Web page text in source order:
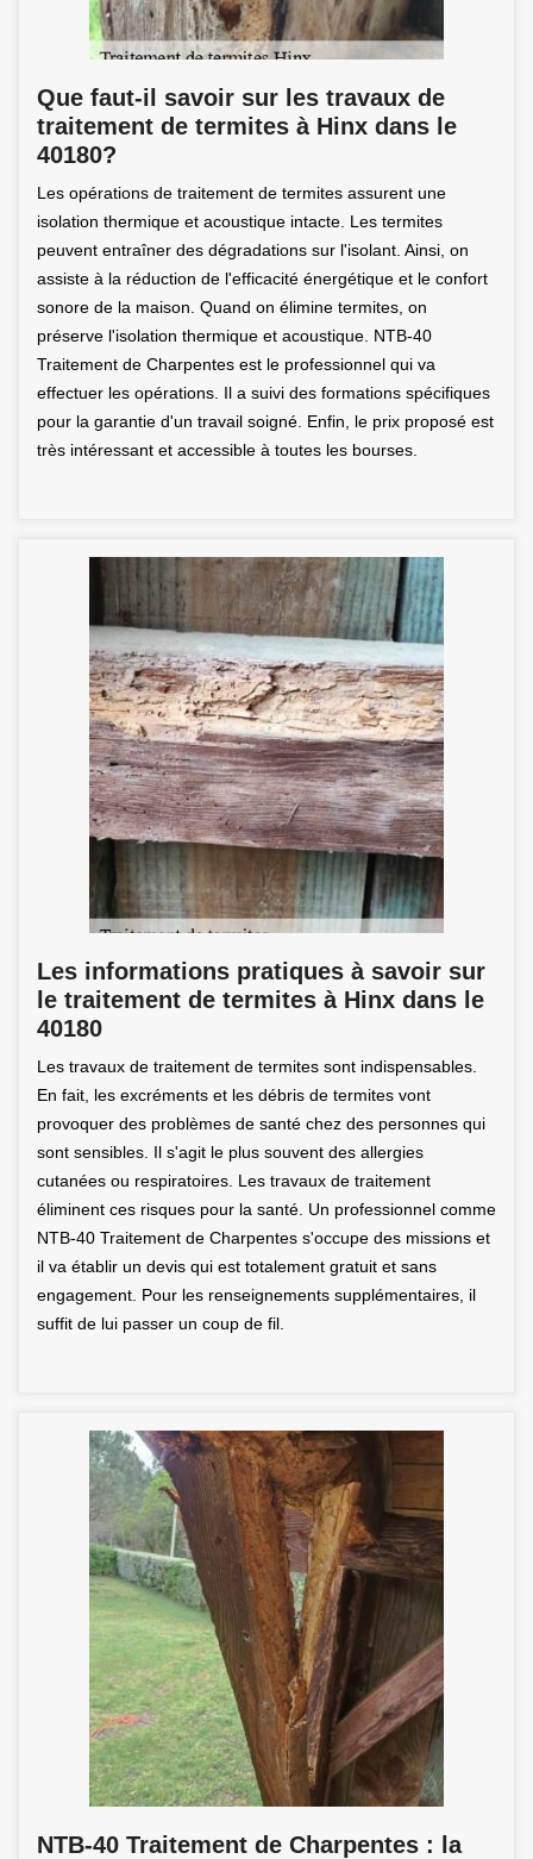
Que faut-il savoir sur les travaux de
traitement de termites à Hinx dans le
40180?
Les opérations de traitement de termites assurent une
isolation thermique et acoustique intacte. Les termites
peuvent entraîner des dégradations sur l'isolant. Ainsi, on
assiste à la réduction de l'efficacité énergétique et le confort
sonore de la maison. Quand on élimine termites, on
préserve l'isolation thermique et acoustique. NTB-40
Traitement de Charpentes est le professionnel qui va
effectuer les opérations. Il a suivi des formations spécifiques
pour la garantie d'un travail soigné. Enfin, le prix proposé est
très intéressant et accessible à toutes les bourses.
Les informations pratiques à savoir sur
le traitement de termites à Hinx dans le
40180
Les travaux de traitement de termites sont indispensables.
En fait, les excréments et les débris de termites vont
provoquer des problèmes de santé chez des personnes qui
sont sensibles. Il s'agit le plus souvent des allergies
cutanées ou respiratoires. Les travaux de traitement
éliminent ces risques pour la santé. Un professionnel comme
NTB-40 Traitement de Charpentes s'occupe des missions et
il va établir un devis qui est totalement gratuit et sans
engagement. Pour les renseignements supplémentaires, il
suffit de lui passer un coup de fil.
NTB-40 Traitement de Charpentes : la